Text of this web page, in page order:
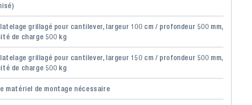
grillagé pour cantilever, largeur 100 cm / profondeur 500 mm,
de charge 500 kg
grillagé pour cantilever, largeur 150 cm / profondeur 500 mm,
de charge 500 kg
matériel de montage nécessaire